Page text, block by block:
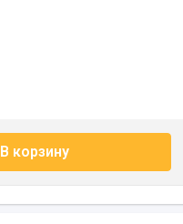
В корзину